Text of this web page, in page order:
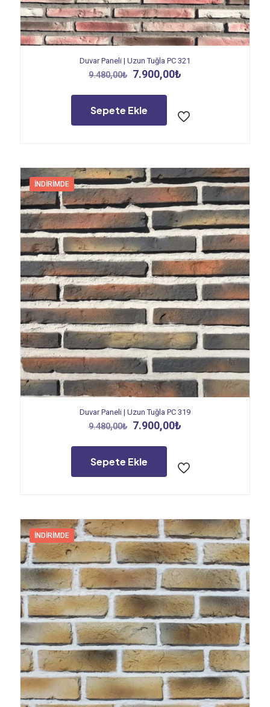
Duvar Paneli | Uzun Tuğla PC 321
9.480,00₺ Orijinal
9.480,00₺.
7.900,00₺
Sepete Ekle
İNDIRIMDE
Duvar Paneli | Uzun Tuğla PC 319
9.480,00₺ Orijinal
9.480,00₺.
7.900,00₺
Sepete Ekle
İNDIRIMDE